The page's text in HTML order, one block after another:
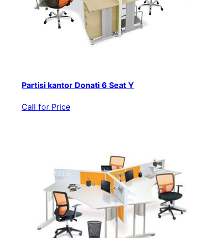
Partisi kantor Donati 6 Seat Y
Call for Price